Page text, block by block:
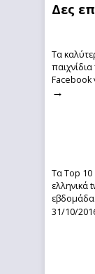
Δες
Τα
Facebook
→
Τα Top 10
ελληνικά
31/10/